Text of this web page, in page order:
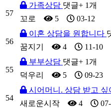
57
가족상담 댓글+ 1개
꼬로
5 03-12
56
이혼 상담을 원합니다
꿈지기
4 11-10
55
부부상담 댓글+ 1개
덕우리
5 09-23
54
시어머니. 상담 받고 싶
새로운시작
4